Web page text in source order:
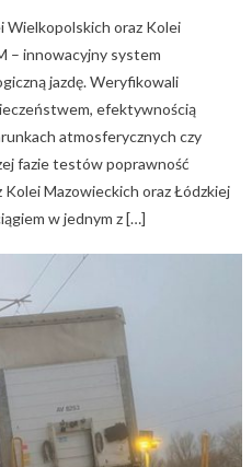
Wielkopolskich oraz Kolei
– innowacyjny system
jazdę. Weryfikowali
efektywnością
atmosferycznych czy
fazie testów poprawność
Mazowieckich oraz Łódzkiej
w jednym z […]